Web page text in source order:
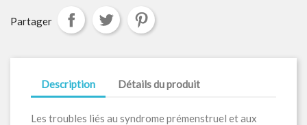
Partager
Description Détails du produit
Les troubles liés au syndrome prémenstruel et aux